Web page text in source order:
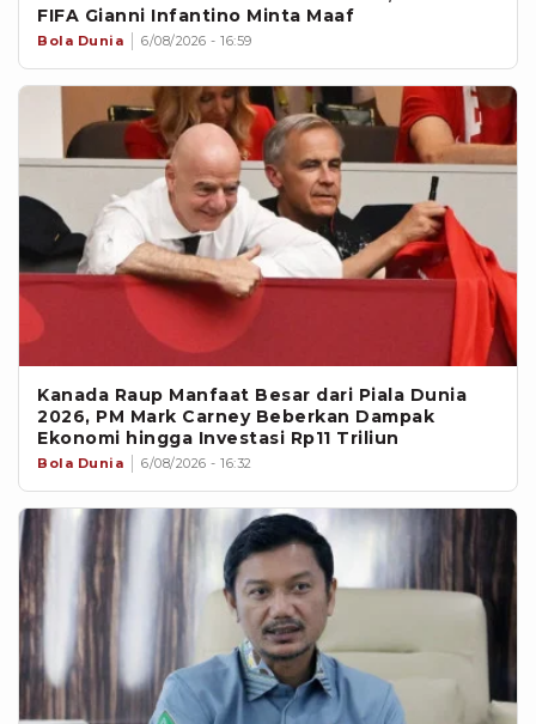
FIFA Gianni Infantino Minta Maaf
Bola Dunia 6/08/2026 - 16:59
‎Kanada Raup Manfaat Besar dari Piala Dunia
2026, PM Mark Carney Beberkan Dampak
Ekonomi hingga Investasi Rp11 Triliun
Bola Dunia 6/08/2026 - 16:32